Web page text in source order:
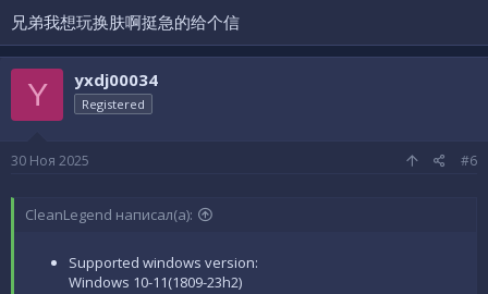
兄弟我想玩换肤啊挺急的给个信
Y yxdj00034
Registered
30 Ноя 2025 #6
CleanLegend написал(а):
Supported windows version:
Windows 10-11(1809-23h2)